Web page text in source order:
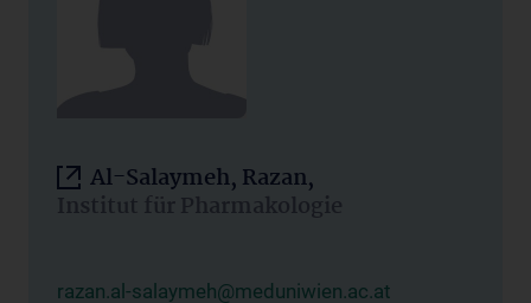
Al-Salaymeh, Razan,
Institut für Pharmakologie
razan.al-salaymeh@meduniwien.ac.at